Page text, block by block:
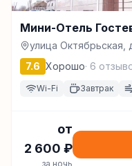
Мини-Отель
улица Октябрьская,
7.6 Хорошо· 6
Wi-Fi Завтрак
от
2 600 ₽
за ночь